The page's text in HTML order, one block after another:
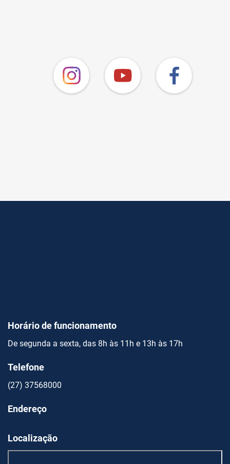
Horário de funcionamento
De segunda a sexta, das 8h às 11h e 13h às 17h
Telefone
(27) 37568000
Endereço
Localização